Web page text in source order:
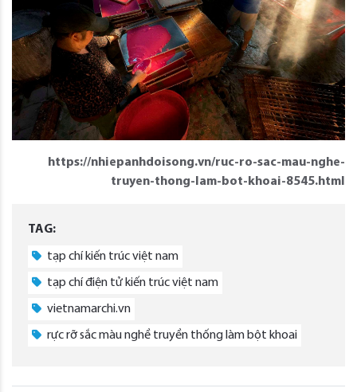
https://nhiepanhdoisong.vn/ruc-ro-sac-mau-nghe-
truyen-thong-lam-bot-khoai-8545.html
TAG:
tạp chí kiến trúc việt nam
tạp chí điện tử kiến trúc việt nam
vietnamarchi.vn
rực rỡ sắc màu nghề truyền thống làm bột khoai